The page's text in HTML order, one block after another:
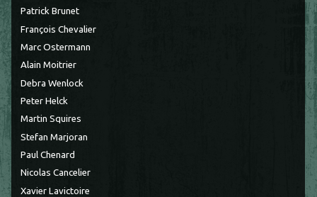
Patrick Brunet
François Chevalier
Marc Ostermann
Alain Moitrier
Debra Wenlock
Peter Helck
Martin Squires
Stefan Marjoran
Paul Chenard
Nicolas Cancelier
Xavier Lavictoire